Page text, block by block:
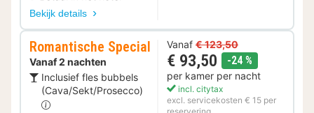
Bekijk details
Romantische Special
Vanaf 2 nachten
Inclusief fles bubbels
(Cava/Sekt/Prosecco)
Vanaf € 123,50
€ 93,50 -24 %
per kamer per nacht
incl. citytax
excl. servicekosten € 15 per